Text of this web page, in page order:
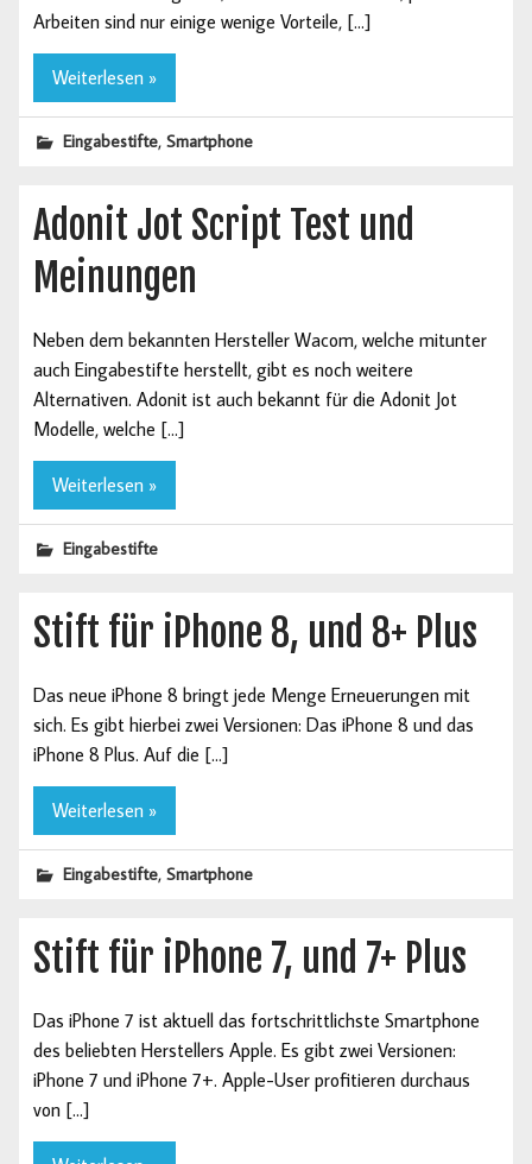
Arbeiten sind nur einige wenige Vorteile, […]
Weiterlesen »
Eingabestifte,Smartphone
Adonit Jot Script Test und
Meinungen
Neben dem bekannten Hersteller Wacom, welche mitunter
auch Eingabestifte herstellt, gibt es noch weitere
Alternativen. Adonit ist auch bekannt für die Adonit Jot
Modelle, welche […]
Weiterlesen »
Eingabestifte
Stift für iPhone 8, und 8+ Plus
Das neue iPhone 8 bringt jede Menge Erneuerungen mit
sich. Es gibt hierbei zwei Versionen: Das iPhone 8 und das
iPhone 8 Plus. Auf die […]
Weiterlesen »
Eingabestifte,Smartphone
Stift für iPhone 7, und 7+ Plus
Das iPhone 7 ist aktuell das fortschrittlichste Smartphone
des beliebten Herstellers Apple. Es gibt zwei Versionen:
iPhone 7 und iPhone 7+. Apple-User profitieren durchaus
von […]